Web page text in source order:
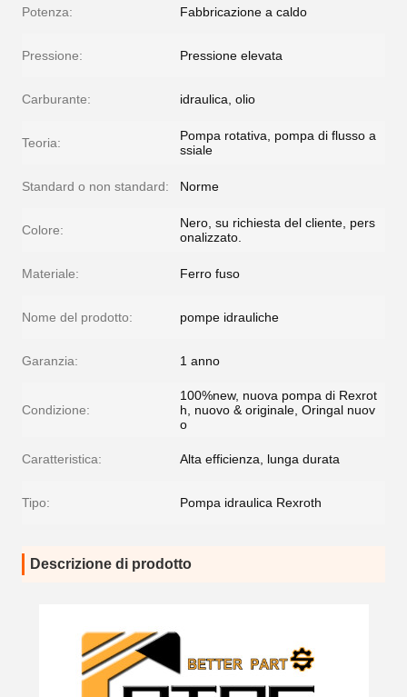
Potenza: Fabbricazione a caldo
Pressione: Pressione elevata
Carburante: idraulica, olio
Teoria:
Pompa rotativa, pompa di flusso a
ssiale
Standard o non standard: Norme
Colore:
Nero, su richiesta del cliente, pers
onalizzato.
Materiale: Ferro fuso
Nome del prodotto: pompe idrauliche
Garanzia: 1 anno
Condizione:
100%new, nuova pompa di Rexrot
h, nuovo & originale, Oringal nuov
o
Caratteristica: Alta efficienza, lunga durata
Tipo: Pompa idraulica Rexroth
Descrizione di prodotto